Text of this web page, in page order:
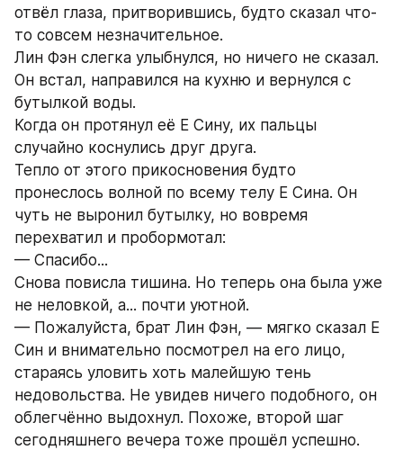
отвёл глаза, притворившись, будто сказал что-
то совсем незначительное.
Лин Фэн слегка улыбнулся, но ничего не сказал.
Он встал, направился на кухню и вернулся с
бутылкой воды.
Когда он протянул её Е Сину, их пальцы
случайно коснулись друг друга.
Тепло от этого прикосновения будто
пронеслось волной по всему телу Е Сина. Он
чуть не выронил бутылку, но вовремя
перехватил и пробормотал:
— Спасибо...
Снова повисла тишина. Но теперь она была уже
не неловкой, а... почти уютной.
— Пожалуйста, брат Лин Фэн, — мягко сказал Е
Син и внимательно посмотрел на его лицо,
стараясь уловить хоть малейшую тень
недовольства. Не увидев ничего подобного, он
облегчённо выдохнул. Похоже, второй шаг
сегодняшнего вечера тоже прошёл успешно.